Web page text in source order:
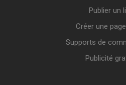
Publier un
Créer une
Supports de
Publicité